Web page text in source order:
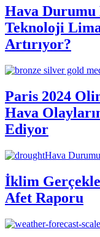
Hava Durumu
Teknoloji
Artırıyor?
Paris 2024
Hava
Ediyor
Hava Durumu
İklim
Afet Raporu